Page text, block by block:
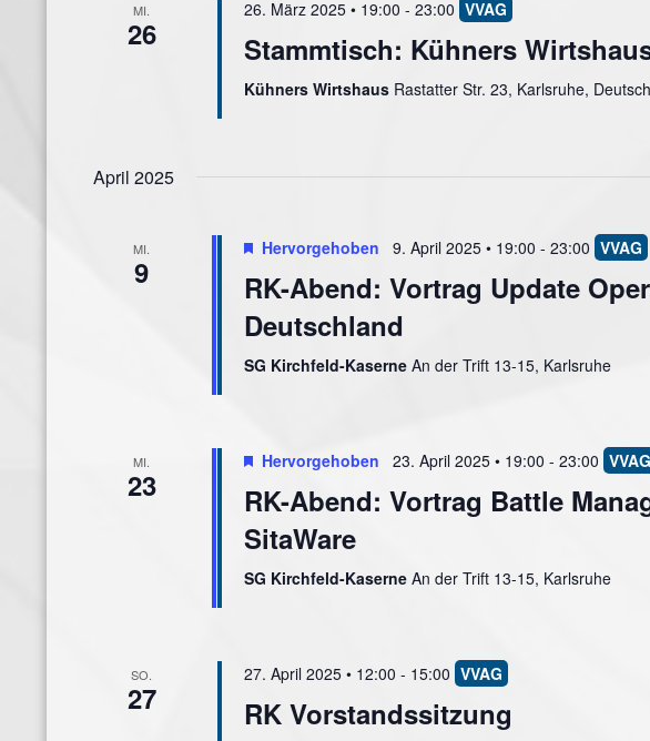
MI.
26
26. März 2025 • 19:00 - 23:00
Stammtisch: Kühners
Kühners Wirtshaus Rastatter Str. 23, Karlsruhe,
April 2025
MI.
9
Hervorgehoben 9. April 2025 • 19:00 - 23:00
RK-Abend: Vortrag Update
Deutschland
SG Kirchfeld-Kaserne An der Trift 13-15, Karlsruhe
MI.
23
Hervorgehoben 23. April 2025 • 19:00 - 23:00
RK-Abend: Vortrag Battle
SitaWare
SG Kirchfeld-Kaserne An der Trift 13-15, Karlsruhe
SO.
27
27. April 2025 • 12:00 - 15:00
RK Vorstandssitzung